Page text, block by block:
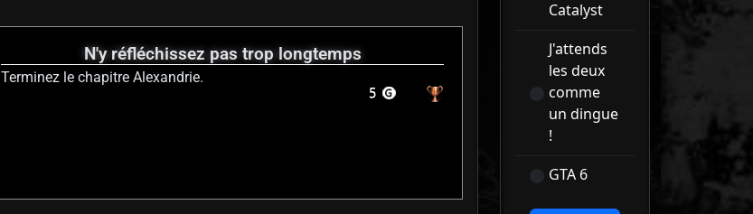
N'y réfléchissez pas trop longtemps
Terminez le chapitre Alexandrie.
Catalyst
J'attends
les deux
comme
un dingue
!
GTA 6